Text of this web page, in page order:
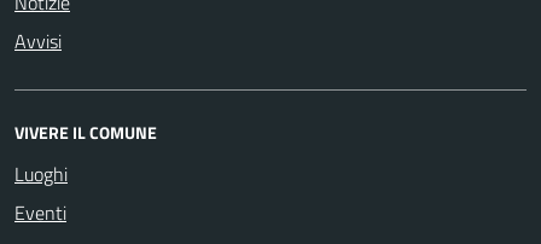
Avvisi
VIVERE IL COMUNE
Luoghi
Eventi